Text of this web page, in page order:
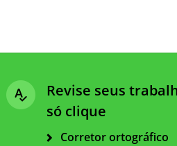
Revise seus
só clique
Corretor ortográfico